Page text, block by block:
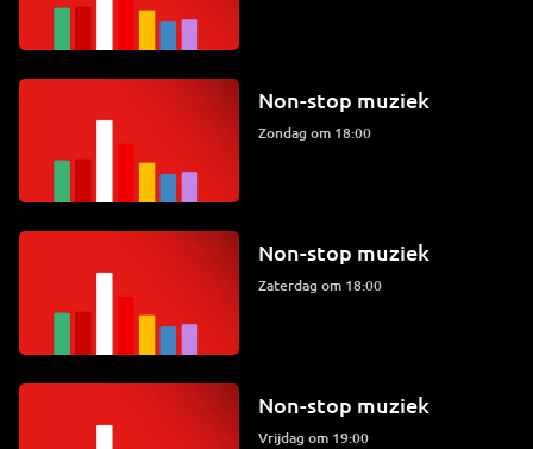
Non-stop muziek
zondag om 18:00
Non-stop muziek
zaterdag om 18:00
Non-stop muziek
vrijdag om 19:00